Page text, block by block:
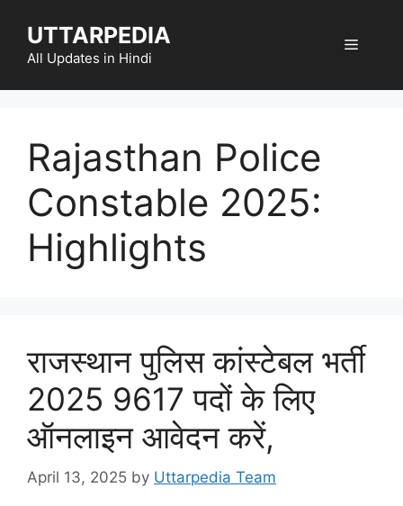
content
UTTARPEDIA
All Updates in Hindi
Menu
Rajasthan Police
Constable 2025:
Highlights
राजस्थान पुलिस कांस्टेबल भर्ती
2025 9617 पदों के लिए
ऑनलाइन आवेदन करें,
April 13, 2025 by Uttarpedia Team